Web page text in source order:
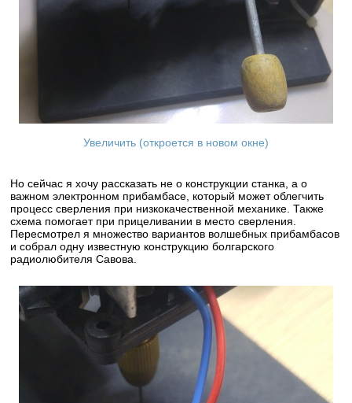
Увеличить (откроется в новом окне)
Но сейчас я хочу рассказать не о конструкции станка, а о
важном электронном прибамбасе, который может облегчить
процесс сверления при низкокачественной механике. Также
схема помогает при прицеливании в место сверления.
Пересмотрел я множество вариантов волшебных прибамбасов
и собрал одну известную конструкцию болгарского
радиолюбителя Савова.